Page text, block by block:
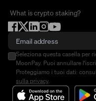
What is crypto staking?
Seleziona questa casella per
MoonPay. Puoi annullare
Proteggiamo i tuoi dati:
sulla privacy.